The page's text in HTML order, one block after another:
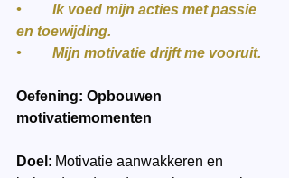
•	Ik voed mijn acties met passie
en toewijding.
•	Mijn motivatie drijft me vooruit.
Oefening: Opbouwen
motivatiemomenten
Doel : Motivatie aanwakkeren en